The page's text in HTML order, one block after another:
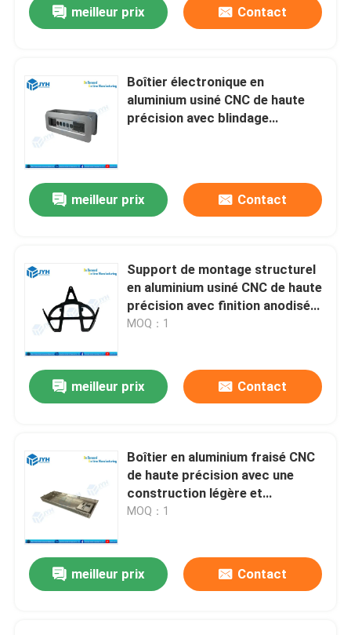
meilleur prix Contact
Boîtier électronique en
aluminium usiné CNC de haute
précision avec blindage
meilleur prix Contact
Support de montage structurel
en aluminium usiné CNC de haute
précision avec finition anodisée
noire mate
MOQ：1
meilleur prix Contact
Boîtier en aluminium fraisé CNC
de haute précision avec une
construction légère et
résistante, et une excellente
MOQ：1
meilleur prix Contact